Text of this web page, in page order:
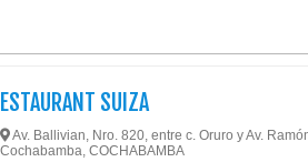
SUIZA
Av. Ballivian, Nro. 820, entre c. Oruro y Av.
Cochabamba, COCHABAMBA